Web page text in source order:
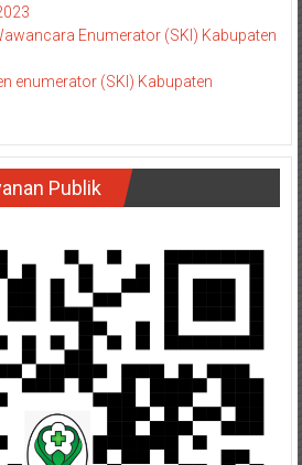
Enumerator (SKI) Kabupaten
enumerator (SKI) Kabupaten
Publik